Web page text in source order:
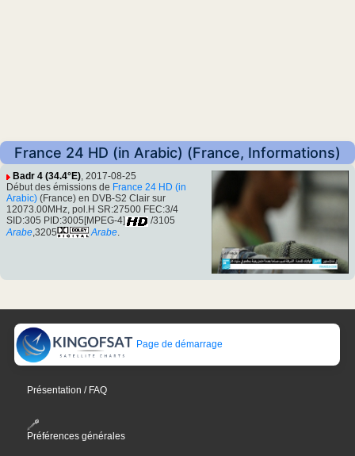
France 24 HD (in Arabic) (France, Informations)
Badr 4 (34.4°E), 2017-08-25
Début des émissions de France 24 HD (in
Arabic) (France) en DVB-S2 Clair sur
12073.00MHz, pol.H SR:27500 FEC:3/4
SID:305 PID:3005[MPEG-4]
/3105
Arabe ,3205 Arabe
Page de démarrage
Présentation / FAQ
Préférences générales